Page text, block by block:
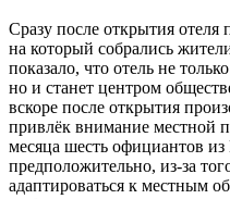
Сразу после открытия отеля
на который собрались
показало, что отель не
но и станет центром
вскоре после открытия
привлёк внимание местной
месяца шесть официантов
предположительно, из-за
адаптироваться к местным